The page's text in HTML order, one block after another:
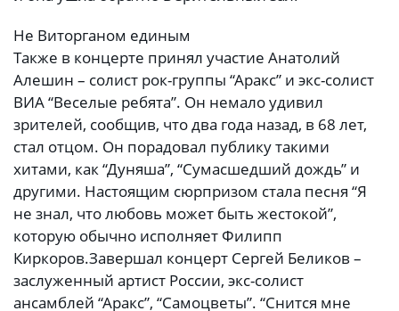
Не Виторганом единым
Также в концерте принял участие Анатолий
Алешин – солист рок-группы “Аракс” и экс-солист
ВИА “Веселые ребята”. Он немало удивил
зрителей, сообщив, что два года назад, в 68 лет,
стал отцом. Он порадовал публику такими
хитами, как “Дуняша”, “Сумасшедший дождь” и
другими. Настоящим сюрпризом стала песня “Я
не знал, что любовь может быть жестокой”,
которую обычно исполняет Филипп
Киркоров.Завершал концерт Сергей Беликов –
заслуженный артист России, экс-солист
ансамблей “Аракс”, “Самоцветы”. “Снится мне